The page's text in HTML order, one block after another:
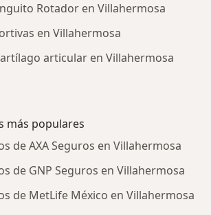
Rotador en Villahermosa
en Villahermosa
articular en Villahermosa
más populares
de AXA Seguros en Villahermosa
de GNP Seguros en Villahermosa
de MetLife México en Villahermosa